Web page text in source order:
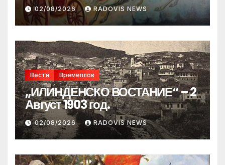
02/08/2026 RADOVIS NEWS
Вести Времеплов
„ИЛИНДЕНСКО ВОСТАНИЕ“ – 2
Август 1903 год.
02/08/2026 RADOVIS NEWS